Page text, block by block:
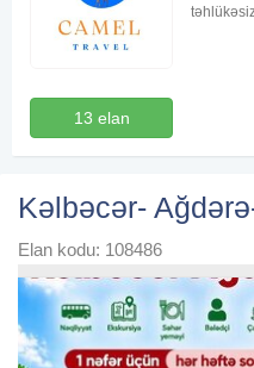
13 elan
Kəlbəcər-
Elan kodu: 108486